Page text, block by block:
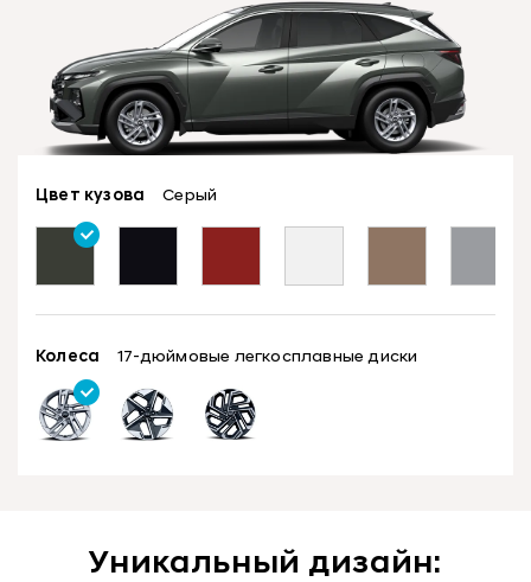
Цвет кузова Серый
Колеса 17-дюймовые легкосплавные диски
Уникальный дизайн: